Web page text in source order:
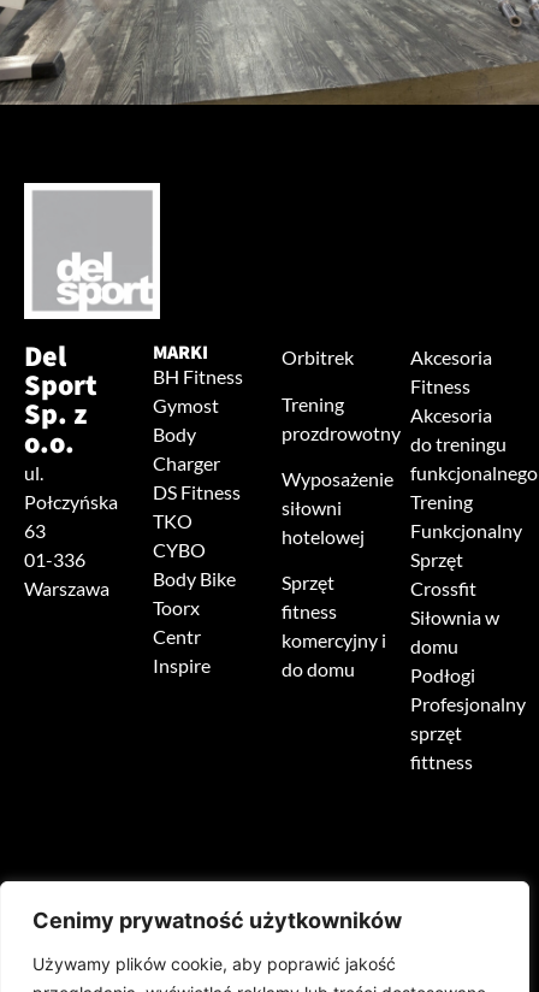
Cenimy prywatność użytkowników
Używamy plików cookie, aby poprawić jakość
Del
Sport
Sp. z
o.o.
ul.
Połczyńska
63
01-336
Warszawa
MARKI
BH Fitness
Gymost
Body
Charger
DS Fitness
TKO
CYBO
Body Bike
Toorx
Centr
Inspire
Orbitrek
Trening
prozdrowotny
Wyposażenie
siłowni
hotelowej
Sprzęt
fitness
komercyjny i
do domu
Akcesoria
Fitness
Akcesoria
do treningu
funkcjonalnego
Trening
Funkcjonalny
Sprzęt
Crossfit
Siłownia w
domu
Podłogi
Profesjonalny
sprzęt
fittness
HOME O NAS PRODUKTY REALIZACJE